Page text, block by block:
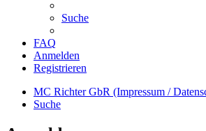
Suche
FAQ
Anmelden
Registrieren
MC Richter GbR (Impressum /
Suche